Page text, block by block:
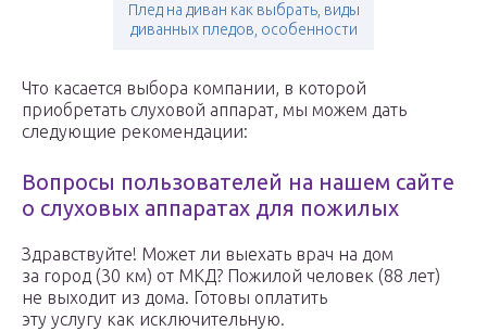
Плед на диван как выбрать, виды
диванных пледов, особенности
Что касается выбора компании, в которой
приобретать слуховой аппарат, мы можем дать
следующие рекомендации:
Вопросы пользователей на нашем сайте
о слуховых аппаратах для пожилых
Здравствуйте! Может ли выехать врач на дом
за город (30 км) от МКД? Пожилой человек (88 лет)
не выходит из дома. Готовы оплатить
эту услугу как исключительную.